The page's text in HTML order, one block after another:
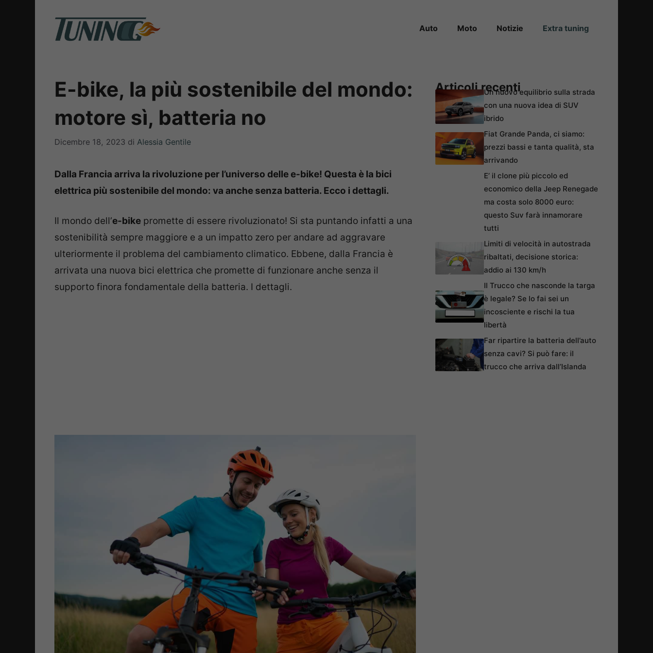
Auto Moto Notizie Extra tuning
E-bike, la più sostenibile del mondo:
motore sì, batteria no
Dicembre 18, 2023 di Alessia Gentile
Dalla Francia arriva la rivoluzione per l’universo delle e-bike! Questa è la bici
elettrica più sostenibile del mondo: va anche senza batteria. Ecco i dettagli.
Il mondo dell’e-bike promette di essere rivoluzionato! Si sta puntando infatti a una
sostenibilità sempre maggiore e a un impatto zero per andare ad aggravare
ulteriormente il problema del cambiamento climatico. Ebbene, dalla Francia è
arrivata una nuova bici elettrica che promette di funzionare anche senza il
supporto finora fondamentale della batteria. I dettagli.
Articoli recentiUn nuovo equilibrio sulla strada
con una nuova idea di SUV
ibrido
Fiat Grande Panda, ci siamo:
prezzi bassi e tanta qualità, sta
arrivando
E’ il clone più piccolo ed
economico della Jeep Renegade
ma costa solo 8000 euro:
questo Suv farà innamorare
tutti
Limiti di velocità in autostrada
ribaltati, decisione storica:
addio ai 130 km/h
Il Trucco che nasconde la targa
è legale? Se lo fai sei un
incosciente e rischi la tua
libertà
Far ripartire la batteria dell’auto
senza cavi? Si può fare: il
trucco che arriva dall’Islanda